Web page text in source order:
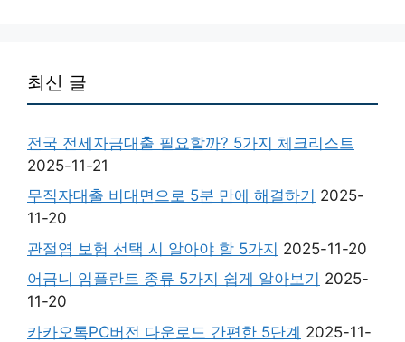
최신 글
전국 전세자금대출 필요할까? 5가지 체크리스트
2025-11-21
무직자대출 비대면으로 5분 만에 해결하기 2025-
11-20
관절염 보험 선택 시 알아야 할 5가지 2025-11-20
어금니 임플란트 종류 5가지 쉽게 알아보기 2025-
11-20
카카오톡PC버전 다운로드 간편한 5단계 2025-11-